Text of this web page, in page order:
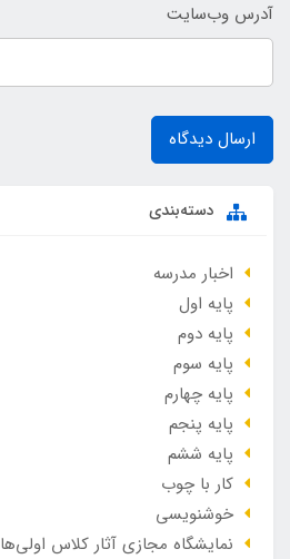
آدرس وب‌سایت
ارسال دیدگاه
دسته‌بندی
اخبار مدرسه
پایه اول
پایه دوم
پایه سوم
پایه چهارم
پایه پنجم
پایه ششم
کار با چوب
خوشنویسی
نمایشگاه مجازی آثار کلاس اولی‌ها